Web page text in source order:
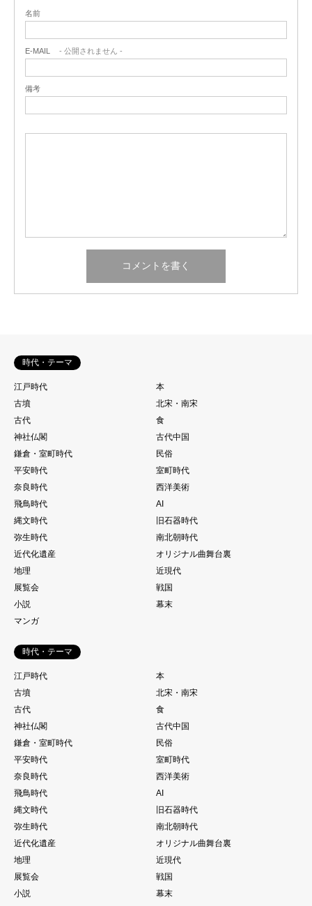
名前
E-MAIL - 公開されません -
備考
時代・テーマ
江戸時代
本
古墳
北宋・南宋
古代
食
神社仏閣
古代中国
鎌倉・室町時代
民俗
平安時代
室町時代
奈良時代
西洋美術
飛鳥時代
AI
縄文時代
旧石器時代
弥生時代
南北朝時代
近代化遺産
オリジナル曲舞台裏
地理
近現代
展覧会
戦国
小説
幕末
マンガ
時代・テーマ
江戸時代
本
古墳
北宋・南宋
古代
食
神社仏閣
古代中国
鎌倉・室町時代
民俗
平安時代
室町時代
奈良時代
西洋美術
飛鳥時代
AI
縄文時代
旧石器時代
弥生時代
南北朝時代
近代化遺産
オリジナル曲舞台裏
地理
近現代
展覧会
戦国
小説
幕末